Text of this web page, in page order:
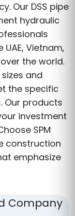
Our DSS pipe
hydraulic
Vietnam,
the world.
and
the specific
Our products
investment
SPM
construction
emphasize
Company